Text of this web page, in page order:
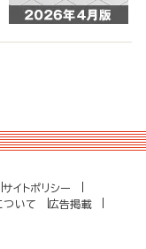
サイトポリシー
ついて
広告掲載